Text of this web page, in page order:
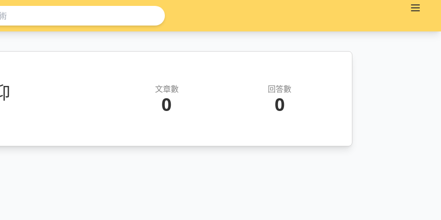
文章數
0
回答數
0